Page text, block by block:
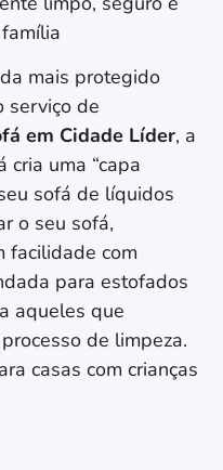
mais protegido
serviço de
em Cidade Líder, a
cria uma “capa
sofá de líquidos
o seu sofá,
facilidade com
para estofados
aqueles que
de limpeza.
casas com crianças